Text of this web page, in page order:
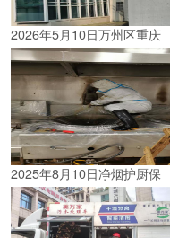
2026年5月10日万州区重庆
2025年8月10日净烟护厨保